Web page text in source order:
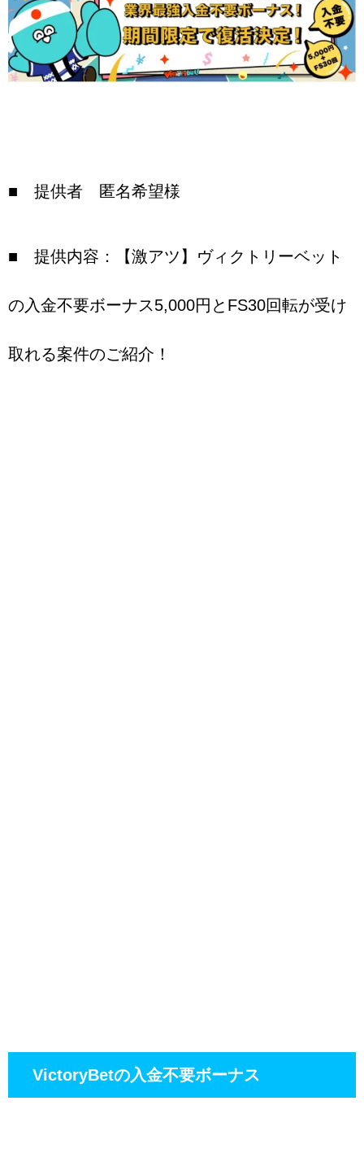
■ 提供者 匿名希望様
■ 提供内容：【激アツ】ヴィクトリーベット
の入金不要ボーナス5,000円とFS30回転が受け
取れる案件のご紹介！
VictoryBetの入金不要ボーナス